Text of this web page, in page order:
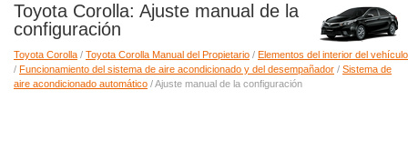
Toyota Corolla: Ajuste manual de la
configuración
Toyota Corolla / Toyota Corolla Manual del Propietario / Elementos del interior del vehículo
/ Funcionamiento del sistema de aire acondicionado y del desempañador / Sistema de
aire acondicionado automático / Ajuste manual de la configuración